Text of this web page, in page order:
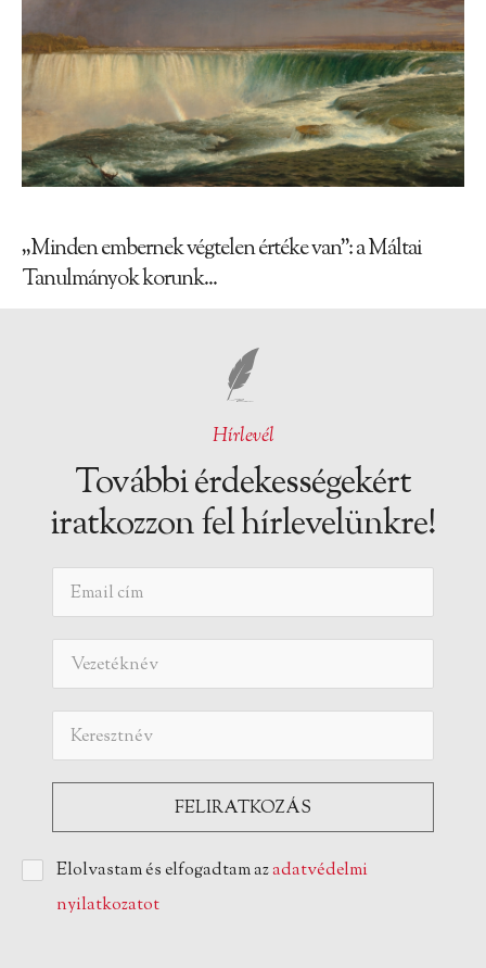
„Minden embernek végtelen értéke van”: a Máltai
Tanulmányok korunk...
Hírlevél
További érdekességekért
iratkozzon fel hírlevelünkre!
Elolvastam és elfogadtam azadatvédelmi
nyilatkozatot